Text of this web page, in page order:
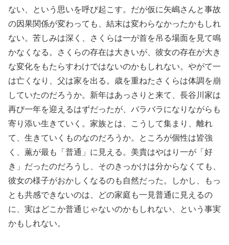
ない、という思いを呼び起こす。だが仮に矢嶋さんと事故
の因果関係が変わっても、結末は変わらなかったかもしれ
ない。苦しみは深く、さくらは一が首を吊る場面を見て鳴
かなくなる。さくらの存在は大きいが、彼女の存在が大き
な変化をもたらすわけではないのかもしれない。やがて一
は亡くなり、父は家を出る。歳を重ねたさくらは体調を崩
していたのだろうか。新年はあっさりと来て、長谷川家は
再び一年を迎えるはずだったが、バラバラになりながらも
寄り添い生きていく。家族とは、こうして集まり、離れ
て、生きていくものなのだろうか。ところが個性は皆強
く、薫が最も「普通」に見える。美貴はやはり一が「好
き」だったのだろうし、そのきっかけは分からなくても、
彼女の様子がおかしくなるのも自然だった。しかし、もっ
とも共感できないのは、どの家庭も一見普通に見えるの
に、実はどこか普通じゃないのかもしれない、という事実
かもしれない。